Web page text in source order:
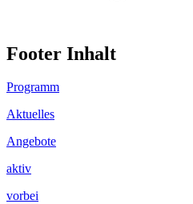
Footer Inhalt
Programm
Aktuelles
Angebote
aktiv
vorbei